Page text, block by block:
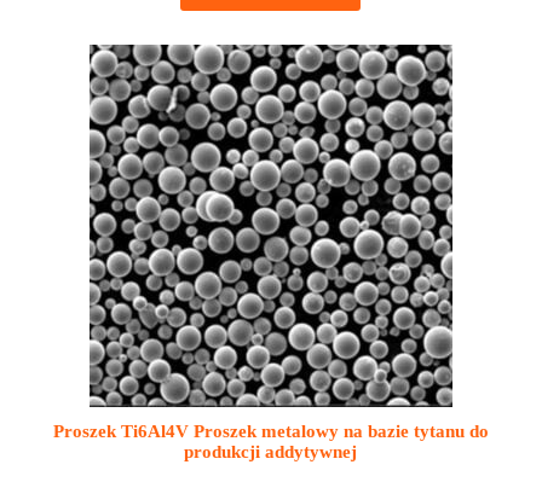
Proszek Ti6Al4V Proszek metalowy na bazie tytanu do
produkcji addytywnej